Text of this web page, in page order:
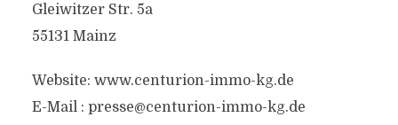
Gleiwitzer Str. 5a
55131 Mainz
Website: www.centurion-immo-kg.de
E-Mail : presse@centurion-immo-kg.de